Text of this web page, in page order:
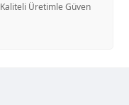
Kaliteli Üretimle Güven